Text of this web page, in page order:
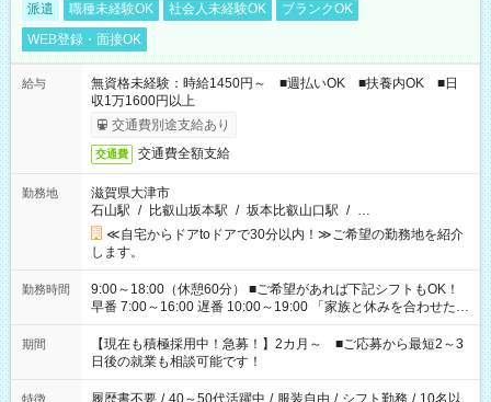
派遣 職種未経験OK 社会人未経験OK
ブランクOK
WEB登録・面接OK
給与
無資格未経験：時給1450円～ ■週払いOK ■扶養内OK ■日
収1万1600円以上
交通費別途支給あり
交通費 交通費全額支給
勤務地
滋賀県大津市
石山駅 / 比叡山坂本駅 / 坂本比叡山口駅 / …
≪自宅からドアtoドアで30分以内！≫ご希望の勤務地を紹介
します。
勤務時間
9:00～18:00（休憩60分） ■ご希望があれば下記シフトもOK！
早番 7:00～16:00 遅番 10:00～19:00 「家族と休みを合わせた
い」 「余裕を持って夕飯の準備がしたい」 「できれば残業はし
たくない」 など、ご希望を教えてくださいね。 ※Wワーク希望
の方へ 今ご覧のお仕事で希望する勤務時間と、もう1つのお仕事
の勤務時間。 合計で週40時間を超える場合は応募できません。
期間
【現在も積極採用中！急募！】2カ月～ ■ご応募から最短2～3
日後の就業も相談可能です！
特徴 履歴書不要 / 40～50代活躍中 / 服装自由 / シフト勤務 / 10名以